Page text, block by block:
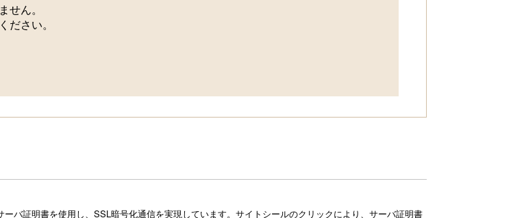
ん。
さい。
バ証明書を使用し、SSL暗号化通信を実現しています。サイトシールのクリックにより、サーバ証明書